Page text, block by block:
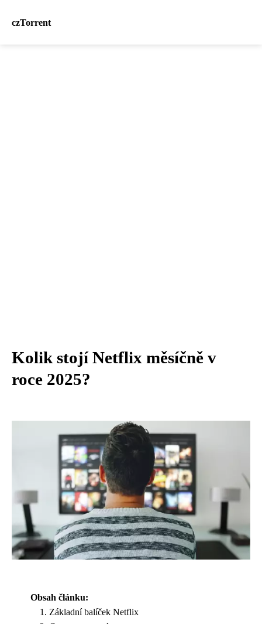
czTorrent
Kolik stojí Netflix měsíčně v
roce 2025?
Obsah článku:
Základní balíček Netflix